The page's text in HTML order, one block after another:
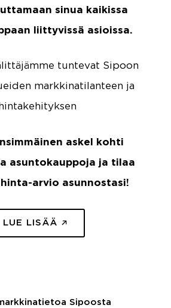
sinua kaikissa
liittyvissä asioissa.
tuntevat Sipoon
markkinatilanteen ja
hintakehityksen
askel kohti
asuntokauppoja ja tilaa
arvio asunnostasi!
LUE LISÄÄ
Sipoosta